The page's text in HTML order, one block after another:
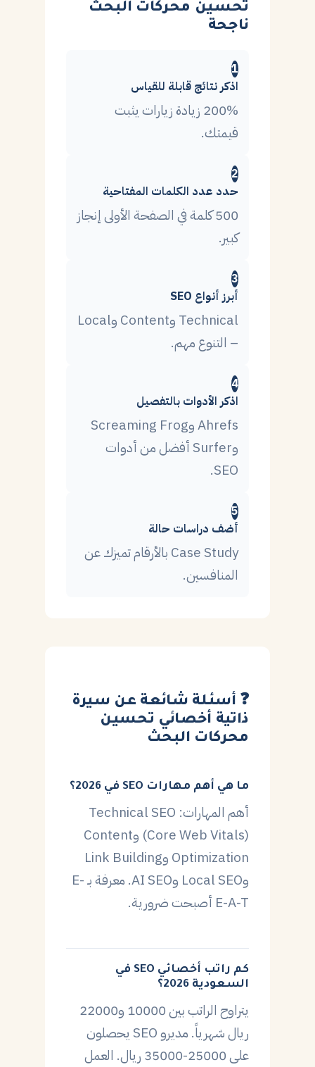
تحسين محركات البحث
ناجحة
1
اذكر نتائج قابلة للقياس
200% زيادة زيارات يثبت
قيمتك.
2
حدد عدد الكلمات المفتاحية
500 كلمة في الصفحة الأولى إنجاز
كبير.
3
أبرز أنواع SEO
Technical وContent وLocal
– التنوع مهم.
4
اذكر الأدوات بالتفصيل
Ahrefs وScreaming Frog
وSurfer أفضل من أدوات
SEO.
5
أضف دراسات حالة
Case Study بالأرقام تميزك عن
المنافسين.
❓ أسئلة شائعة عن سيرة
ذاتية أخصائي تحسين
محركات البحث
ما هي أهم مهارات SEO في 2026؟
أهم المهارات: Technical SEO
(Core Web Vitals) وContent
Optimization وLink Building
وLocal SEO وAI SEO. معرفة بـ E-
E-A-T أصبحت ضرورية.
كم راتب أخصائي SEO في
السعودية 2026؟
يتراوح الراتب بين 10000 و22000
ريال شهرياً. مديرو SEO يحصلون
على 25000-35000 ريال. العمل